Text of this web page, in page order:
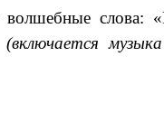
волшебные слова:
(включается